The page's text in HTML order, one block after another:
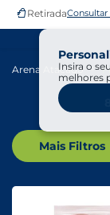
RetiradaConsultar
Insira o
melhores
Arena Atacado
Mais Filtros